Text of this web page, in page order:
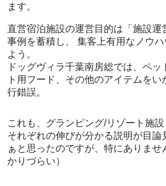
ます。
直営宿泊施設の運営目的は「施設運
事例を蓄積し、 集客上有用なノウ
よう。
ドッグヴィラ千葉南房総では、ペ
ト用フード、その他のアイテムを
行錯誤。
これも、グランピング/リゾート施設
それぞれの伸びが分かる説明が目論
ぁと思ったのですが、特にありませ
かりづらい）